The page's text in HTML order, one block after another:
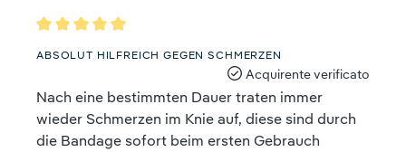
Recensione con valutazione di 5 su 5 stelle
ABSOLUT HILFREICH GEGEN SCHMERZEN
Acquirente verificato
Nach eine bestimmten Dauer traten immer
wieder Schmerzen im Knie auf, diese sind durch
die Bandage sofort beim ersten Gebrauch